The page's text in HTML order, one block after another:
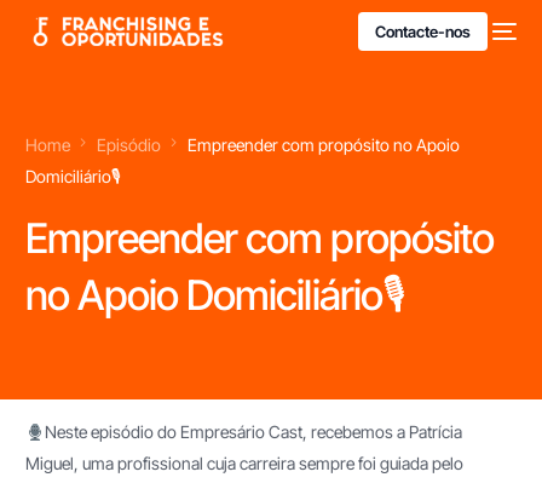
Contacte-nos
Home Episódio
Empreender com propósito no Apoio
Domiciliário🎙
Empreender com propósito
no Apoio Domiciliário🎙
Neste episódio do Empresário Cast, recebemos a Patrícia
Miguel, uma profissional cuja carreira sempre foi guiada pelo